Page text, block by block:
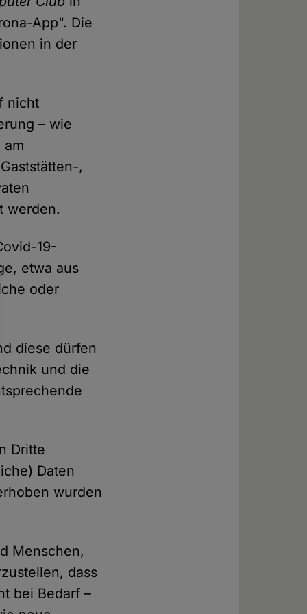
App". Die
in der
nicht
– wie
am
,
werden.
19-
etwa aus
oder
diese dürfen
und die
Dritte
Daten
wurden
Menschen,
dass
bei Bedarf –